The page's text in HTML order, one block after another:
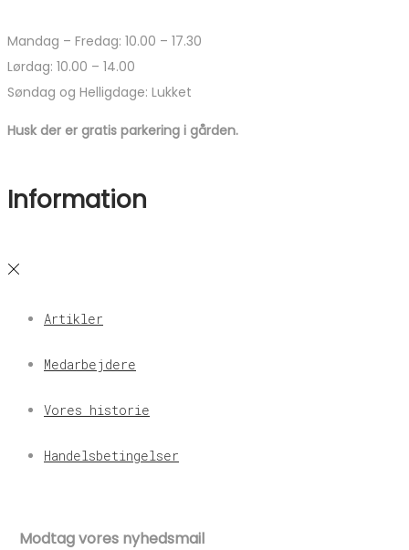
Mandag – Fredag: 10.00 – 17.30
Lørdag: 10.00 – 14.00
Søndag og Helligdage: Lukket
Husk der er gratis parkering i gården.
Information
Artikler
Medarbejdere
Vores historie
Handelsbetingelser
Modtag vores nyhedsmail